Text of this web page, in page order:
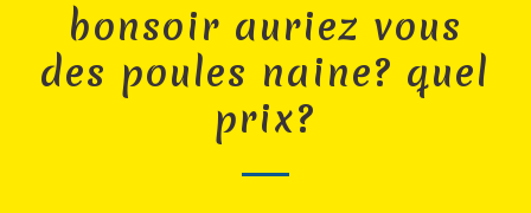
bonsoir auriez vous
des poules naine? quel
prix?